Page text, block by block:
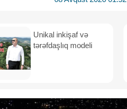
Unikal inkişaf və
tərəfdaşlıq modeli